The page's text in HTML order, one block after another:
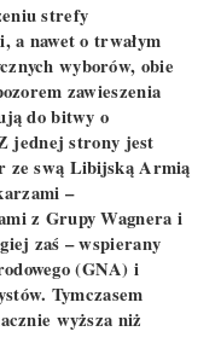
strefy
a nawet o trwałym
wyborów, obie
zawieszenia
do bitwy o
jednej strony jest
ze swą Libijską Armią
–
z Grupy Wagnera i
zaś – wspierany
(GNA) i
Tymczasem
wyższa niż